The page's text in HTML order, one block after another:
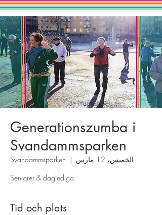
Generationszumba i
Svandammsparken
الخميس، 12 مارس
  |
Svandammsparken
Seniorer & daglediga
Tid och plats